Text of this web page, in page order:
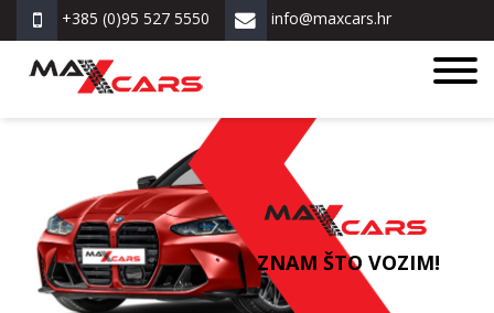
+385 (0)95 527 5550 info@maxcars.hr
ZNAM ŠTO VOZIM!